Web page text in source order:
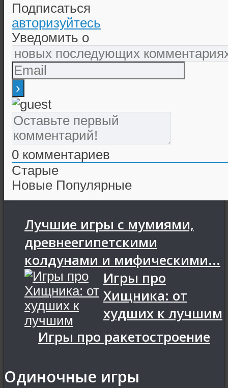
Подписаться
авторизуйтесь
Уведомить о
0 комментариев
Старые
Новые Популярные
Лучшие игры с мумиями,
древнеегипетскими
колдунами и мифическими...
Игры про
Хищника: от
худших к лучшим
Игры про ракетостроение
Одиночные игры